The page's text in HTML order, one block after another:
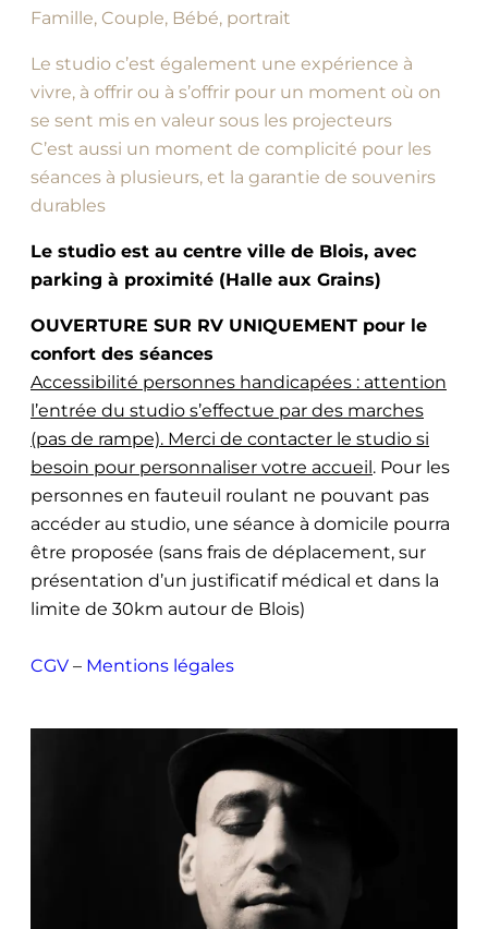
Famille, Couple, Bébé, portrait
Le studio c’est également une expérience à
vivre, à offrir ou à s’offrir pour un moment où on
se sent mis en valeur sous les projecteurs
C’est aussi un moment de complicité pour les
séances à plusieurs, et la garantie de souvenirs
durables
Le studio est au centre ville de Blois, avec
parking à proximité (Halle aux Grains)
OUVERTURE SUR RV UNIQUEMENT pour le
confort des séances
Accessibilité personnes handicapées : attention
l’entrée du studio s’effectue par des marches
(pas de rampe). Merci de contacter le studio si
besoin pour personnaliser votre accueil. Pour les
personnes en fauteuil roulant ne pouvant pas
accéder au studio, une séance à domicile pourra
être proposée (sans frais de déplacement, sur
présentation d’un justificatif médical et dans la
limite de 30km autour de Blois)
CGV – Mentions légales